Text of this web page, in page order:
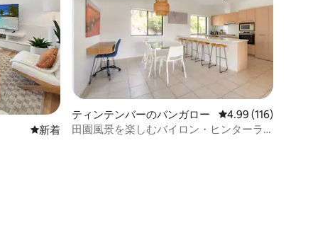
新しい宿泊先
新着
ティンテンバーのバンガロー レビュー116件、5つ
4.99 (116)
田園風景を楽しむバイロン・ヒンターラ